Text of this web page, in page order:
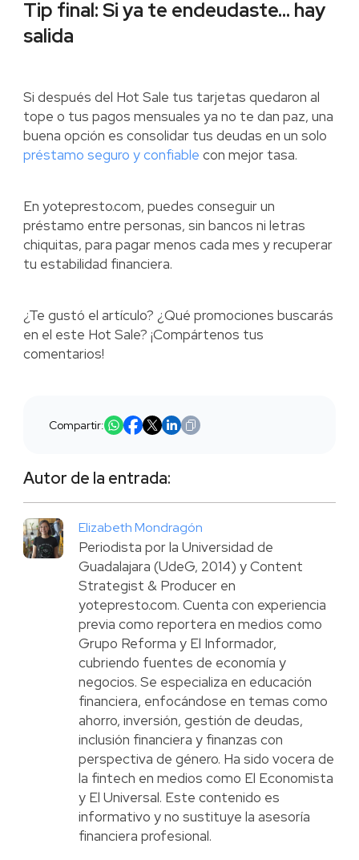
Tip final: Si ya te endeudaste… hay
salida
Si después del Hot Sale tus tarjetas quedaron al
tope o tus pagos mensuales ya no te dan paz, una
buena opción es consolidar tus deudas en un solo
préstamo seguro y confiable con mejor tasa.
En yotepresto.com, puedes conseguir un
préstamo entre personas, sin bancos ni letras
chiquitas, para pagar menos cada mes y recuperar
tu estabilidad financiera.
¿Te gustó el artículo? ¿Qué promociones buscarás
en el este Hot Sale? ¡Compártenos tus
comentarios!
Compartir:
Autor de la entrada:
Elizabeth Mondragón
Periodista por la Universidad de
Guadalajara (UdeG, 2014) y Content
Strategist & Producer en
yotepresto.com. Cuenta con experiencia
previa como reportera en medios como
Grupo Reforma y El Informador,
cubriendo fuentes de economía y
negocios. Se especializa en educación
financiera, enfocándose en temas como
ahorro, inversión, gestión de deudas,
inclusión financiera y finanzas con
perspectiva de género. Ha sido vocera de
la fintech en medios como El Economista
y El Universal. Este contenido es
informativo y no sustituye la asesoría
financiera profesional.